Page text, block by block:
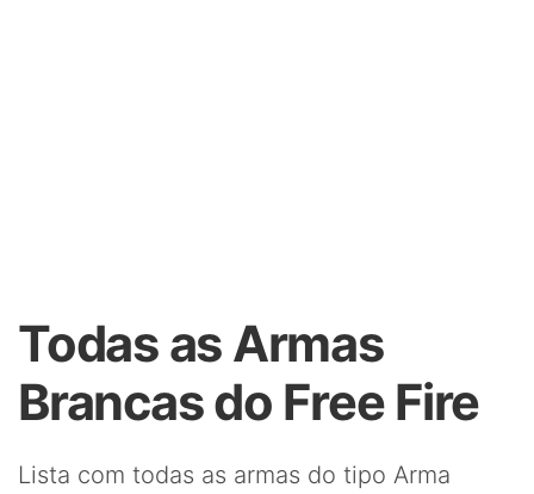
Todas as Armas
Brancas do Free Fire
Lista com todas as armas do tipo Arma